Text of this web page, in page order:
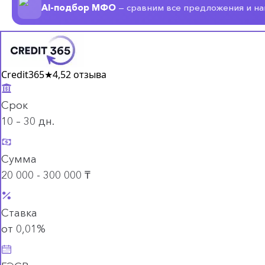
AI-подбор МФО — сравним все предложения и
Credit365★4,52 отзыва
Срок
10 – 30 дн.
Сумма
20 000 - 300 000 ₸
Ставка
от 0,01%